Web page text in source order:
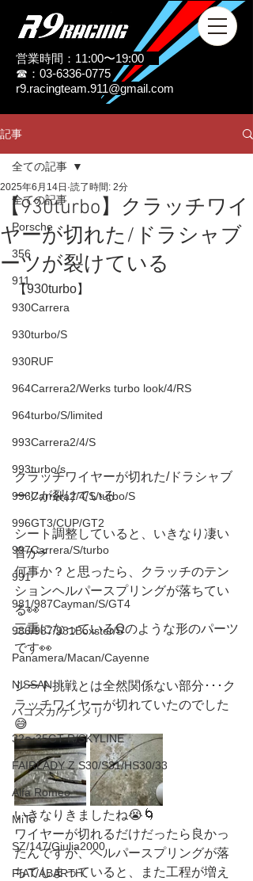
営業時間：11:00〜19:00
☎：03-6336-0775
r9.racingteam.911@gmail.com
記事
全ての記事
Porsche
356
911
930Carrera
930turbo/S
930RUF
964Carrera2/Werks turbo look/4/RS
964turbo/S/limited
993Carrera2/4/S
993turbo/s
996Carrera2/4/S/turbo/S
996GT3/CUP/GT2
997Carrera/S/turbo
991
981/987Cayman/S/GT4
986/987/981Boxster/S
Panamera/Macan/Cayenne
NISSAN
ハコスカ/ケンメリ
32〜35GT-R/SKYLINE
FAIRLADY Z S30/S31/HS30/33
Alfa Romeo
MiTo
SZ/147/Giulia2000
FIAT/ABARTH
全ての記事
【930turbo】クラッチワイ
ヤーが切れた/ドラシャブ
ーツが裂けている
2025年6月14日 読了時間: 2分
【930turbo】
クラッチワイヤーが切れた/ドラシャブ
ーツが裂けている
シート調整していると、いきなり凄い
音が⚡️
何事か？と思ったら、クラッチのテン
ションヘルパースプリングが落ちてい
る👀
三重になっているΩのような形のパーツ
です👀
シート挑戦とは全然関係ない部分･･･ク
ラッチワイヤーが切れていたのでした
😅
いきなりきましたね😭🌀
ワイヤーが切れるだけだったら良かっ
たんですが、ヘルパースプリングが落
ちてしまっていると、また工程が増え